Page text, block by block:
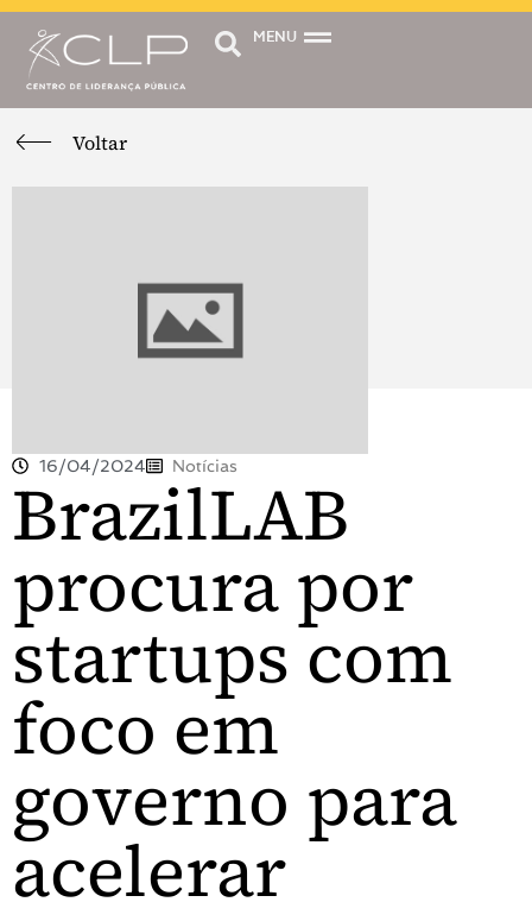
MENU
Voltar
16/04/2024 Notícias
BrazilLAB
procura por
startups com
foco em
governo para
acelerar